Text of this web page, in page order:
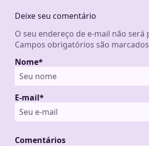
Deixe seu comentário
O seu endereço de e-mail não será
Campos obrigatórios são
Comentários
Nome*
E-mail*